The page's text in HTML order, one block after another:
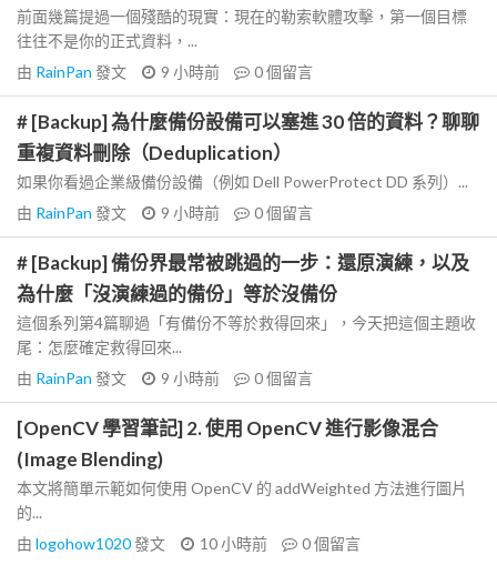
前面幾篇提過一個殘酷的現實：現在的勒索軟體攻擊，第一個目標
往往不是你的正式資料，...
由 RainPan 發文 9 小時前 0個留言
# [Backup] 為什麼備份設備可以塞進 30 倍的資料？聊聊
重複資料刪除（Deduplication）
如果你看過企業級備份設備（例如 Dell PowerProtect DD 系列）...
由 RainPan 發文 9 小時前 0個留言
# [Backup] 備份界最常被跳過的一步：還原演練，以及
為什麼「沒演練過的備份」等於沒備份
這個系列第4篇聊過「有備份不等於救得回來」，今天把這個主題收
尾：怎麼確定救得回來...
由 RainPan 發文 9 小時前 0個留言
[OpenCV 學習筆記] 2. 使用 OpenCV 進行影像混合
(Image Blending)
本文將簡單示範如何使用 OpenCV 的 addWeighted 方法進行圖片
的...
由 logohow1020發文 10 小時前 0個留言